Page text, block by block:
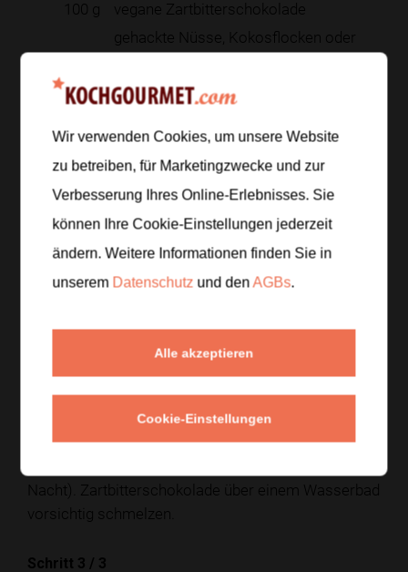
100 g
vegane Zartbitterschokolade
gehackte Nüsse, Kokosflocken oder
Zubereitung
Schritt 1/3
Mango schälen, würfeln und zusammen mit Matcha
Masse in kleine Silikon- oder Eiswürfelformen füllen
Nacht). Zartbitterschokolade über einem Wasserbad
vorsichtig schmelzen.
Schritt 3 / 3
Wir verwenden Cookies, um unsere Website
zu betreiben, für Marketingzwecke und zur
Verbesserung Ihres Online-Erlebnisses. Sie
können Ihre Cookie-Einstellungen jederzeit
ändern. Weitere Informationen finden Sie in
unserem Datenschutz und denAGBs.
Alle akzeptieren
Cookie-Einstellungen